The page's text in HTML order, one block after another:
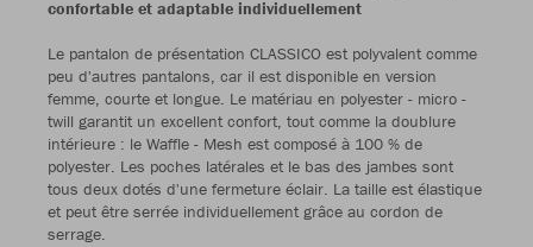
confortable et adaptable individuellement
Le pantalon de présentation CLASSICO est polyvalent comme
peu d'autres pantalons, car il est disponible en version
femme, courte et longue. Le matériau en polyester - micro -
twill garantit un excellent confort, tout comme la doublure
intérieure : le Waffle - Mesh est composé à 100 % de
polyester. Les poches latérales et le bas des jambes sont
tous deux dotés d'une fermeture éclair. La taille est élastique
et peut être serrée individuellement grâce au cordon de
serrage.